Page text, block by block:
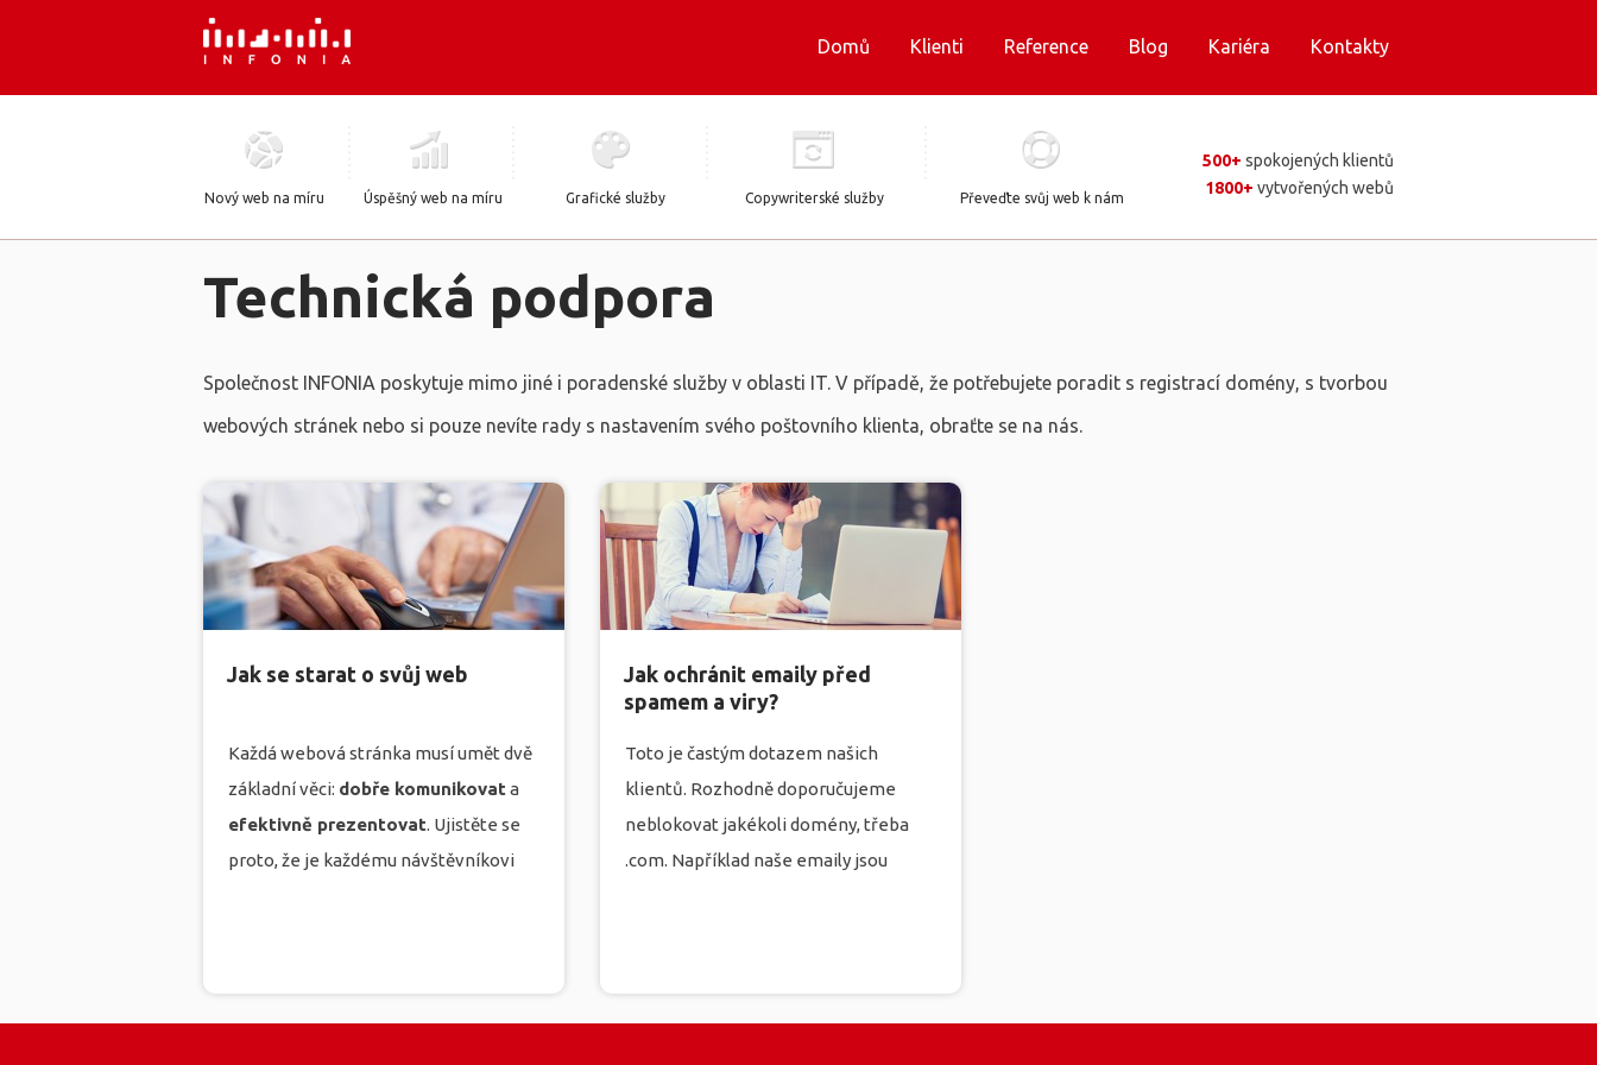
Technická podpora
Společnost INFONIA poskytuje mimo jiné i poradenské služby v oblasti IT. V případě, že potřebujete poradit s registrací domény, s tvorbou
webových stránek nebo si pouze nevíte rady s nastavením svého poštovního klienta, obraťte se na nás.
Jak se starat o svůj web
Každá webová stránka musí umět dvě
základní věci: dobře komunikovat a
efektivně prezentovat. Ujistěte se
proto, že je každému návštěvníkovi
Jak ochránit emaily před
spamem a viry?
Toto je častým dotazem našich
klientů. Rozhodně doporučujeme
neblokovat jakékoli domény, třeba
.com. Například naše emaily jsou
Nový web na míru Úspěšný web na míru Grafické služby Copywriterské služby Převeďte svůj web k nám
500+ spokojených klientů
1800+ vytvořených webů
Domů Klienti Reference Blog Kariéra Kontakty